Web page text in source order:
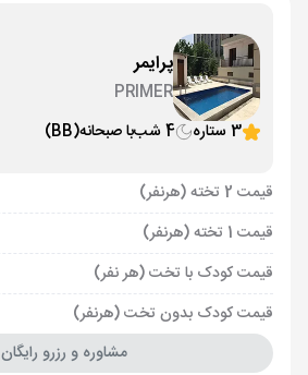
پرایمر
PRIMER
3 ستاره
4 شب با صبحانه(BB)
قیمت 2 تخته (هرنفر)
قیمت 1 تخته (هرنفر)
قیمت کودک با تخت (هر نفر)
قیمت کودک بدون تخت (هرنفر)
مشاوره و رزرو رایگان